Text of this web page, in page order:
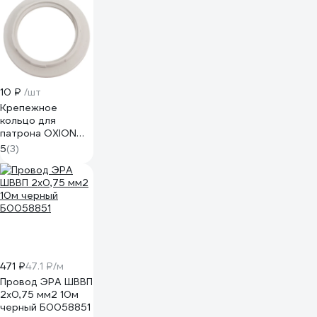
10 ₽ /шт
Крепежное
кольцо для
патрона OXION
Е27 белое RH-
002WH-E27
5(3)
471 ₽47.1 ₽/м
Провод ЭРА ШВВП
2x0,75 мм2 10м
черный Б0058851